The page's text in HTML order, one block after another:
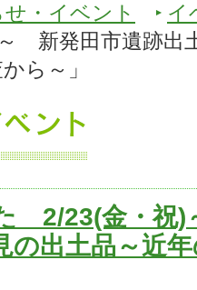
・イベント
イ
新発田市遺跡出
から～」
2/23(金・祝)
の出土品～近